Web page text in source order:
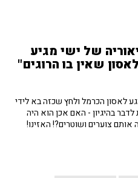
של ישי מגיע
שאין בו הרוגים"
לאסון הכרמל ולחץ שכזה בא לידי
בהיגיון - האם אכן הוא היה
צוערים ושוטרים?! האזינו!